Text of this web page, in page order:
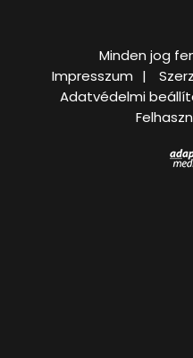
Minden jog
Impresszum
Adatvédelmi